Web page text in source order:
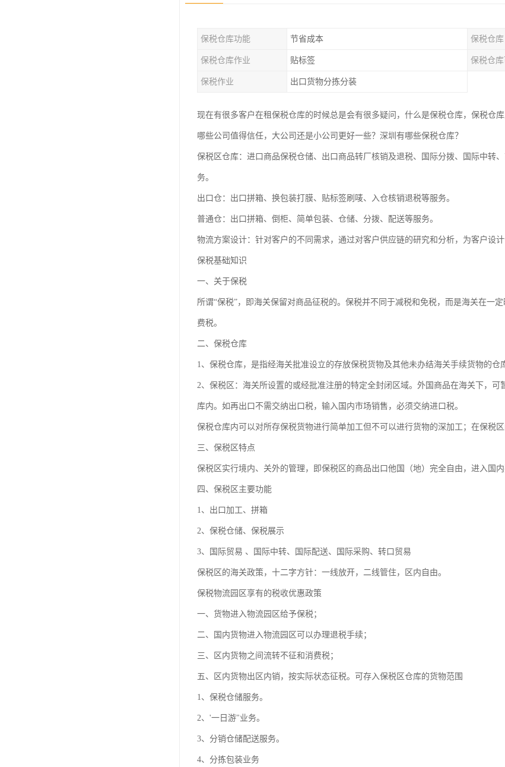
保税仓库功能 节省成本 保税仓库
保税仓库作业 贴标签 保税仓
保税作业 出口货物分拣分装
现在有很多客户在租保税仓库的时候总是会有很多疑问，什么是保税仓库，保税仓
哪些公司值得信任，大公司还是小公司更好一些？深圳有哪些保税仓库？
保税区仓库：进口商品保税仓储、出口商品转厂核销及退税、国际分拨、国际中转
务。
出口仓：出口拼箱、换包装打膜、贴标签刷唛、入仓核销退税等服务。
普通仓：出口拼箱、倒柜、简单包装、仓储、分拨、配送等服务。
物流方案设计：针对客户的不同需求，通过对客户供应链的研究和分析，为客户设
保税基础知识
一、关于保税
所谓“保税”，即海关保留对商品征税的。保税并不同于减税和免税，而是海关在一
费税。
二、保税仓库
1、保税仓库，是指经海关批准设立的存放保税货物及其他未办结海关手续货物的仓
2、保税区：海关所设置的或经批准注册的特定全封闭区域。外国商品在海关下，
库内。如再出口不需交纳出口税，输入国内市场销售，必须交纳进口税。
保税仓库内可以对所存保税货物进行简单加工但不可以进行货物的深加工；在保税
三、保税区特点
保税区实行境内、关外的管理，即保税区的商品出口他国（地）完全自由，进入国
四、保税区主要功能
1、出口加工、拼箱
2、保税仓储、保税展示
3、国际贸易 、国际中转、国际配送、国际采购、转口贸易
保税区的海关政策，十二字方针：一线放开，二线管住，区内自由。
保税物流园区享有的税收优惠政策
一、货物进入物流园区给予保税；
二、国内货物进入物流园区可以办理退税手续；
三、区内货物之间流转不征和消费税；
五、区内货物出区内销，按实际状态征税。可存入保税区仓库的货物范围
1、保税仓储服务。
2、'一日游"业务。
3、分销仓储配送服务。
4、分拣包装业务